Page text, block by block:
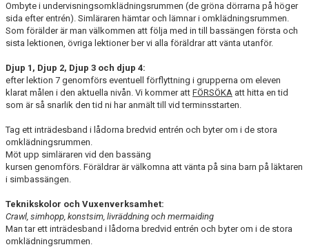
Ombyte i undervisningsomklädningsrummen (de gröna dörrarna på höger
sida efter entrén). Simläraren hämtar och lämnar i omklädningsrummen.
Som förälder är man välkommen att följa med in till bassängen första och
sista lektionen, övriga lektioner ber vi alla föräldrar att vänta utanför.
Djup 1, Djup 2, Djup 3 och djup 4:
efter lektion 7 genomförs eventuell förflyttning i grupperna om eleven
klarat målen i den aktuella nivån. Vi kommer att FÖRSÖKA att hitta en tid
som är så snarlik den tid ni har anmält till vid terminsstarten.
Tag ett inträdesband i lådorna bredvid entrén och byter om i de stora
omklädningsrummen.
Möt upp simläraren vid den bassäng
kursen genomförs. Föräldrar är välkomna att vänta på sina barn på läktaren
i simbassängen.
Teknikskolor och Vuxenverksamhet:
Crawl, simhopp, konstsim, livräddning och mermaiding
Man tar ett inträdesband i lådorna bredvid entrén och byter om i de stora
omklädningsrummen.